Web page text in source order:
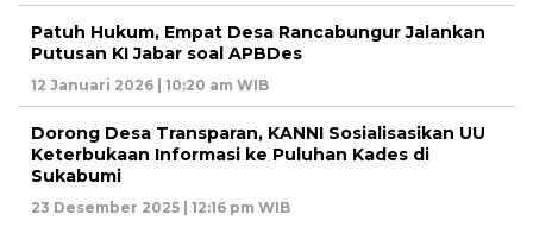
Patuh Hukum, Empat Desa Rancabungur Jalankan
Putusan KI Jabar soal APBDes
12 Januari 2026 | 10:20 am WIB
Dorong Desa Transparan, KANNI Sosialisasikan UU
Keterbukaan Informasi ke Puluhan Kades di
Sukabumi
23 Desember 2025 | 12:16 pm WIB